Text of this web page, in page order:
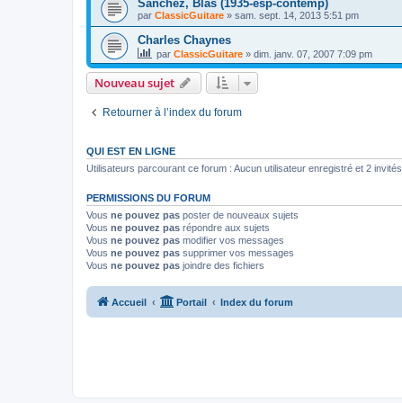
Sanchez, Blas (1935-esp-contemp)
par ClassicGuitare » sam. sept. 14, 2013 5:51 pm
Charles Chaynes
par ClassicGuitare » dim. janv. 07, 2007 7:09 pm
Nouveau sujet
Retourner à l’index du forum
QUI EST EN LIGNE
Utilisateurs parcourant ce forum : Aucun utilisateur enregistré et 2 invités
PERMISSIONS DU FORUM
Vous ne pouvez pas poster de nouveaux sujets
Vous ne pouvez pas répondre aux sujets
Vous ne pouvez pas modifier vos messages
Vous ne pouvez pas supprimer vos messages
Vous ne pouvez pas joindre des fichiers
Accueil Portail Index du forum